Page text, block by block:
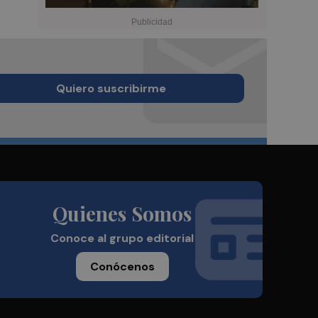
Quiero suscribirme
Quienes Somos
Conoce al grupo editorial
Conócenos